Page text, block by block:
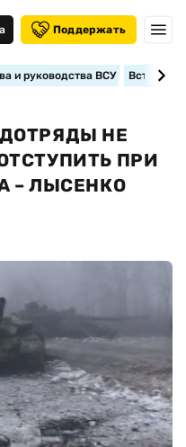
Поддержать
и руководства ВСУ
НЕ
ПРИ
– ЛЫСЕНКО